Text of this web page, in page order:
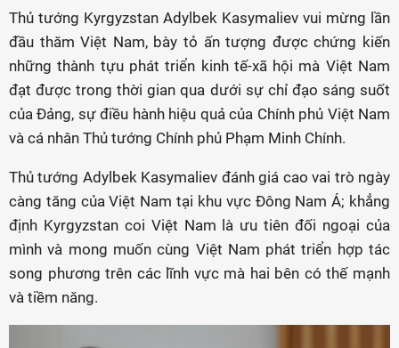
Thủ tướng Kyrgyzstan Adylbek Kasymaliev vui mừng lần
đầu thăm Việt Nam, bày tỏ ấn tượng được chứng kiến
những thành tựu phát triển kinh tế-xã hội mà Việt Nam
đạt được trong thời gian qua dưới sự chỉ đạo sáng suốt
của Đảng, sự điều hành hiệu quả của Chính phủ Việt Nam
và cá nhân Thủ tướng Chính phủ Phạm Minh Chính.
Thủ tướng Adylbek Kasymaliev đánh giá cao vai trò ngày
càng tăng của Việt Nam tại khu vực Đông Nam Á; khẳng
định Kyrgyzstan coi Việt Nam là ưu tiên đối ngoại của
mình và mong muốn cùng Việt Nam phát triển hợp tác
song phương trên các lĩnh vực mà hai bên có thế mạnh
và tiềm năng.